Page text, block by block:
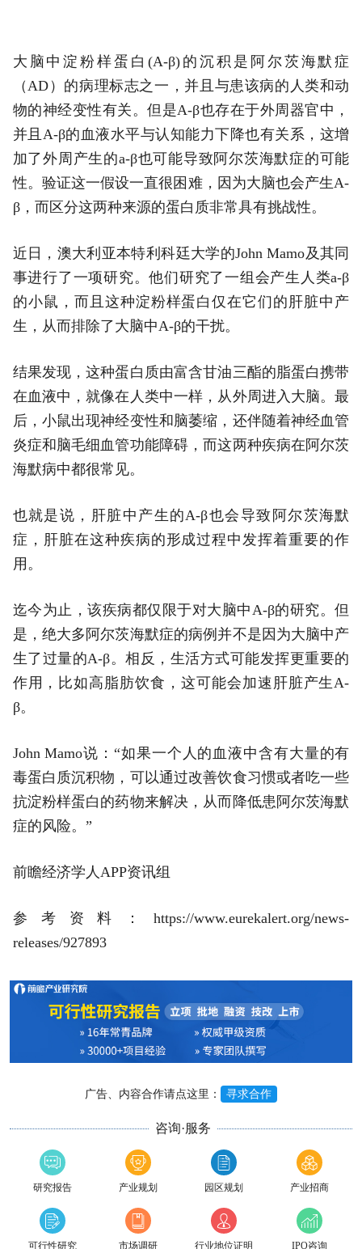
大脑中淀粉样蛋白(A-β)的沉积是阿尔茨海默症
（AD）的病理标志之一，并且与患该病的人类和动
物的神经变性有关。但是A-β也存在于外周器官中，
并且A-β的血液水平与认知能力下降也有关系，这增
加了外周产生的a-β也可能导致阿尔茨海默症的可能
性。验证这一假设一直很困难，因为大脑也会产生A-
β，而区分这两种来源的蛋白质非常具有挑战性。
近日，澳大利亚本特利科廷大学的John Mamo及其同
事进行了一项研究。他们研究了一组会产生人类a-β
的小鼠，而且这种淀粉样蛋白仅在它们的肝脏中产
生，从而排除了大脑中A-β的干扰。
结果发现，这种蛋白质由富含甘油三酯的脂蛋白携带
在血液中，就像在人类中一样，从外周进入大脑。最
后，小鼠出现神经变性和脑萎缩，还伴随着神经血管
炎症和脑毛细血管功能障碍，而这两种疾病在阿尔茨
海默病中都很常见。
也就是说，肝脏中产生的A-β也会导致阿尔茨海默
症，肝脏在这种疾病的形成过程中发挥着重要的作
用。
迄今为止，该疾病都仅限于对大脑中A-β的研究。但
是，绝大多阿尔茨海默症的病例并不是因为大脑中产
生了过量的A-β。相反，生活方式可能发挥更重要的
作用，比如高脂肪饮食，这可能会加速肝脏产生A-
β。
John Mamo说：“如果一个人的血液中含有大量的有
毒蛋白质沉积物，可以通过改善饮食习惯或者吃一些
抗淀粉样蛋白的药物来解决，从而降低患阿尔茨海默
症的风险。”
前瞻经济学人APP资讯组
参考资料：https://www.eurekalert.org/news-
releases/927893
广告、内容合作请点这里： 寻求合作
咨询·服务
研究报告 产业规划 园区规划 产业招商
可行性研究 市场调研 行业地位证明 IPO咨询